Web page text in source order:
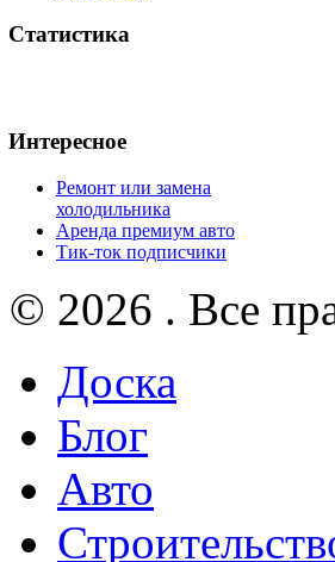
Статистика
Интересное
Ремонт или замена
холодильника
Аренда премиум авто
Тик-ток подписчики
© 2026 . Все
Доска
Блог
Авто